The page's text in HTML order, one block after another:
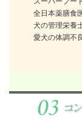
全日本薬膳食
犬の管理栄養
愛犬の体調不